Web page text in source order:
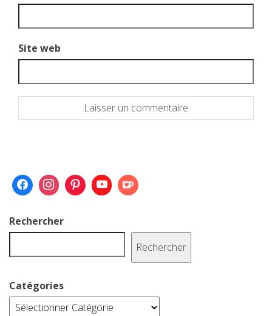
Site web
Rechercher
Rechercher
Catégories